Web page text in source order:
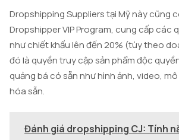
Dropshipping Suppliers tại Mỹ này cũng
Dropshipper VIP Program, cung cấp các
như chiết khấu lên đến 20% (tùy theo
đó là quyền truy cập sản phẩm độc
quảng bá có sẵn như hình ảnh, video,
hóa sẵn.
Đánh giá dropshipping CJ: Tính